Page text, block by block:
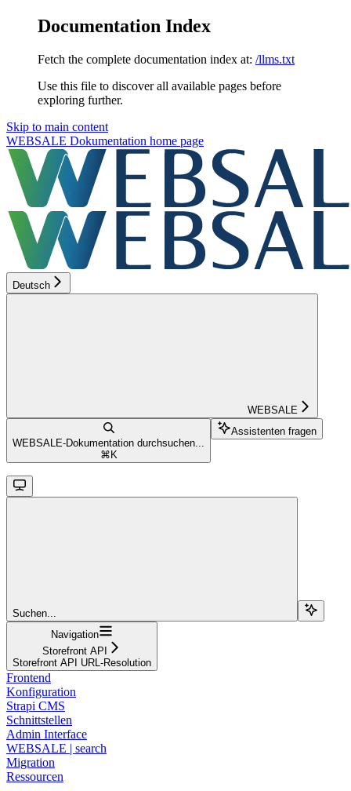
Documentation Index
Fetch the complete documentation index at: /llms.txt
Use this file to discover all available pages before
exploring further.
Skip to main content
WEBSALE Dokumentation home page
Deutsch
WEBSALE
WEBSALE-Dokumentation durchsuchen...
⌘ K
Assistenten fragen
Suchen...
Navigation
Storefront API
Storefront API URL-Resolution
Frontend
Konfiguration
Strapi CMS
Schnittstellen
Admin Interface
WEBSALE | search
Migration
Ressourcen